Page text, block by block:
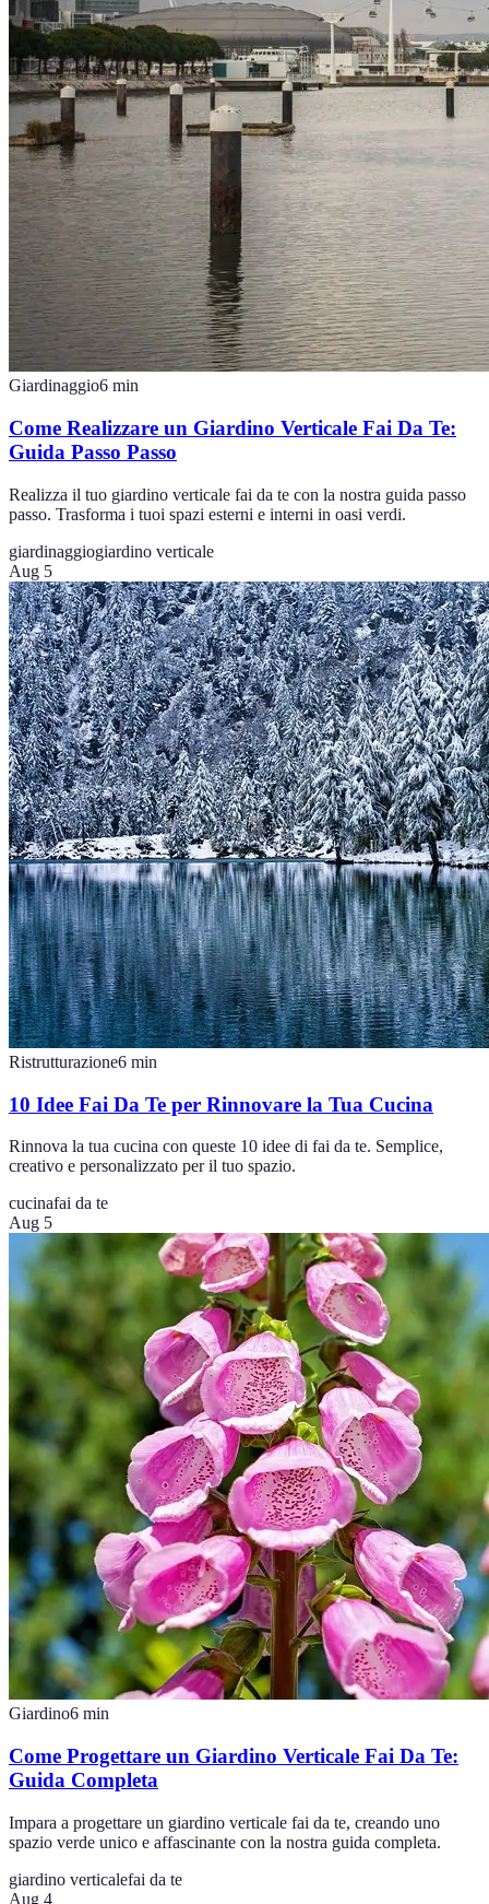
Giardinaggio6 min
Come Realizzare un Giardino Verticale Fai Da Te:
Guida Passo Passo
Realizza il tuo giardino verticale fai da te con la nostra guida passo
passo. Trasforma i tuoi spazi esterni e interni in oasi verdi.
giardinaggiogiardino verticale
Aug 5
Ristrutturazione6 min
10 Idee Fai Da Te per Rinnovare la Tua Cucina
Rinnova la tua cucina con queste 10 idee di fai da te. Semplice,
creativo e personalizzato per il tuo spazio.
cucinafai da te
Aug 5
Giardino6 min
Come Progettare un Giardino Verticale Fai Da Te:
Guida Completa
Impara a progettare un giardino verticale fai da te, creando uno
spazio verde unico e affascinante con la nostra guida completa.
giardino verticalefai da te
Aug 4